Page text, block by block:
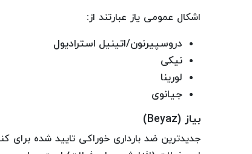
اشکال عمومی یاز عبارتند از:
دروسپیرنون/اتینیل استرادیول
نیکی
لورینا
جیانوی
بیاز (Beyaz )
جدیدترین ضد بارداری خوراکی تایید شده برای